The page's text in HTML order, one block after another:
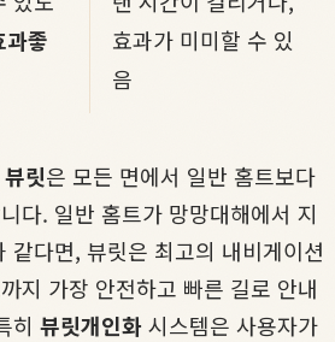
과좋
효과가 미미할 수 있
음
뷰릿은 모든 면에서 일반 홈트보다
다. 일반 홈트가 망망대해에서 지
같다면, 뷰릿은 최고의 내비게이션
지 가장 안전하고 빠른 길로 안내
히 뷰릿개인화시스템은 사용자가